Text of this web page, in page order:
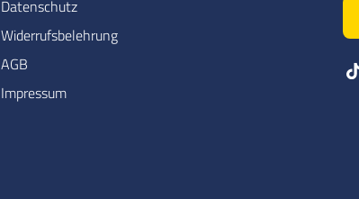
Datenschutz
Widerrufsbelehrung
AGB
Impressum